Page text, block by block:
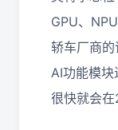
GPU、
轿车厂商
AI功能模
很快就会在